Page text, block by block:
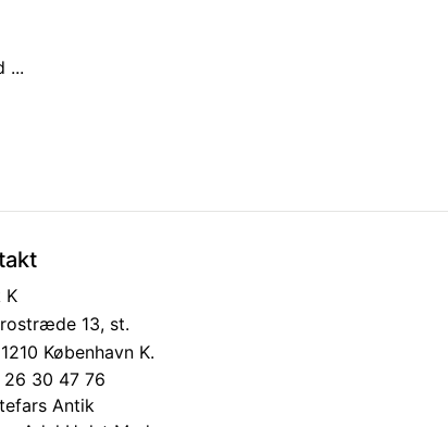
...
K
13, st.
København K.
26 30 47 76
Antik